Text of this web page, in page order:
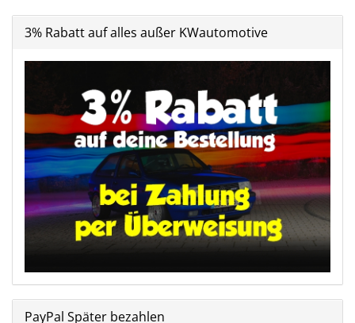
3% Rabatt auf alles außer KWautomotive
PayPal Später bezahlen